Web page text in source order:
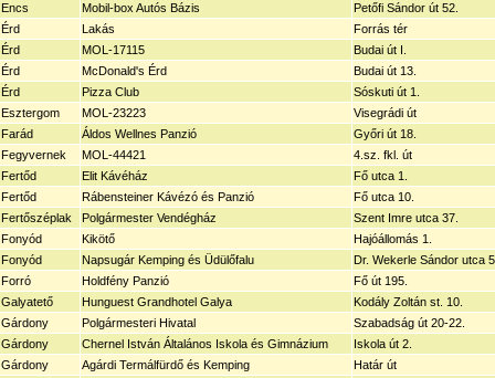
Encs
Mobil-box Autós Bázis
Petőfi Sándor út 52.
Érd
Lakás
Forrás tér
Érd
MOL-17115
Budai út I.
Érd
McDonald's Érd
Budai út 13.
Érd
Pizza Club
Sóskuti út 1.
Esztergom
MOL-23223
Visegrádi út
Farád
Áldos Wellnes Panzió
Győri út 18.
Fegyvernek
MOL-44421
4.sz. fkl. út
Fertőd
Elit Kávéház
Fő utca 1.
Fertőd
Rábensteiner Kávézó és Panzió
Fő utca 10.
Fertőszéplak
Polgármester Vendégház
Szent Imre utca 37.
Fonyód
Kikötő
Hajóállomás 1.
Fonyód
Napsugár Kemping és Üdülőfalu
Dr. Wekerle Sándor utca
Forró
Holdfény Panzió
Fő út 195.
Galyatető
Hunguest Grandhotel Galya
Kodály Zoltán st. 10.
Gárdony
Polgármesteri Hivatal
Szabadság út 20-22.
Gárdony
Chernel István Általános Iskola és Gimnázium
Iskola út 2.
Gárdony
Agárdi Termálfürdő és Kemping
Határ út